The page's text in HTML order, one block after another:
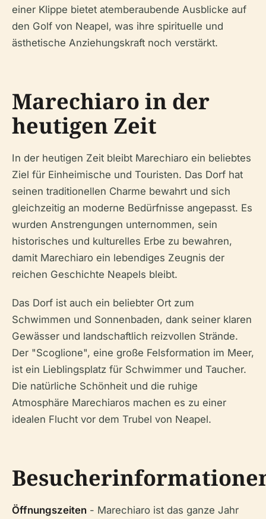
einer Klippe bietet atemberaubende Ausblicke auf
den Golf von Neapel, was ihre spirituelle und
ästhetische Anziehungskraft noch verstärkt.
Marechiaro in der
heutigen Zeit
In der heutigen Zeit bleibt Marechiaro ein beliebtes
Ziel für Einheimische und Touristen. Das Dorf hat
seinen traditionellen Charme bewahrt und sich
gleichzeitig an moderne Bedürfnisse angepasst. Es
wurden Anstrengungen unternommen, sein
historisches und kulturelles Erbe zu bewahren,
damit Marechiaro ein lebendiges Zeugnis der
reichen Geschichte Neapels bleibt.
Das Dorf ist auch ein beliebter Ort zum
Schwimmen und Sonnenbaden, dank seiner klaren
Gewässer und landschaftlich reizvollen Strände.
Der "Scoglione", eine große Felsformation im Meer,
ist ein Lieblingsplatz für Schwimmer und Taucher.
Die natürliche Schönheit und die ruhige
Atmosphäre Marechiaros machen es zu einer
idealen Flucht vor dem Trubel von Neapel.
Öffnungszeiten - Marechiaro ist das ganze Jahr